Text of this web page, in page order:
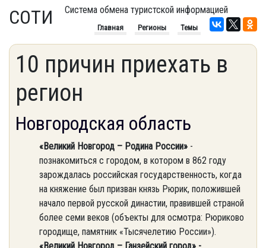
СОТИ Система обмена туристской информацией
Главная Регионы Темы
10 причин приехать в
регион
Новгородская область
«Великий Новгород – Родина России» -
познакомиться с городом, в котором в 862 году
зарождалась российская государственность, когда
на княжение был призван князь Рюрик, положившей
начало первой русской династии, правившей страной
более семи веков (объекты для осмотра: Рюриково
городище, памятник «Тысячелетию России»).